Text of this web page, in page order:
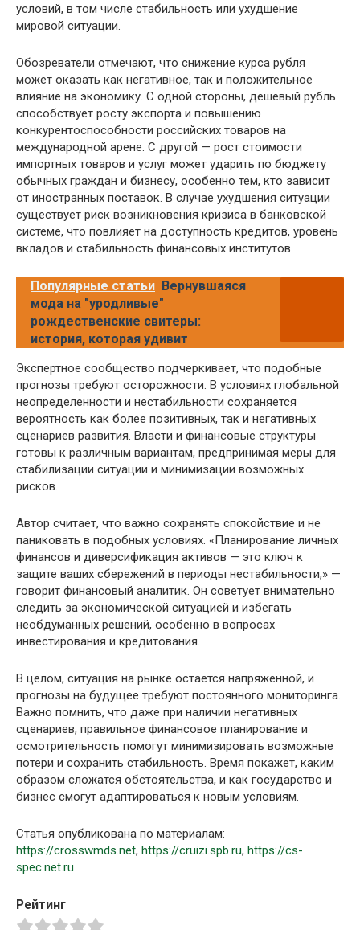
условий, в том числе стабильность или ухудшение
мировой ситуации.
Обозреватели отмечают, что снижение курса рубля
может оказать как негативное, так и положительное
влияние на экономику. С одной стороны, дешевый рубль
способствует росту экспорта и повышению
конкурентоспособности российских товаров на
международной арене. С другой — рост стоимости
импортных товаров и услуг может ударить по бюджету
обычных граждан и бизнесу, особенно тем, кто зависит
от иностранных поставок. В случае ухудшения ситуации
существует риск возникновения кризиса в банковской
системе, что повлияет на доступность кредитов, уровень
вкладов и стабильность финансовых институтов.
Популярные статьи Вернувшаяся
мода на "уродливые"
рождественские свитеры:
история, которая удивит
Экспертное сообщество подчеркивает, что подобные
прогнозы требуют осторожности. В условиях глобальной
неопределенности и нестабильности сохраняется
вероятность как более позитивных, так и негативных
сценариев развития. Власти и финансовые структуры
готовы к различным вариантам, предпринимая меры для
стабилизации ситуации и минимизации возможных
рисков.
Автор считает, что важно сохранять спокойствие и не
паниковать в подобных условиях. «Планирование личных
финансов и диверсификация активов — это ключ к
защите ваших сбережений в периоды нестабильности,» —
говорит финансовый аналитик. Он советует внимательно
следить за экономической ситуацией и избегать
необдуманных решений, особенно в вопросах
инвестирования и кредитования.
В целом, ситуация на рынке остается напряженной, и
прогнозы на будущее требуют постоянного мониторинга.
Важно помнить, что даже при наличии негативных
сценариев, правильное финансовое планирование и
осмотрительность помогут минимизировать возможные
потери и сохранить стабильность. Время покажет, каким
образом сложатся обстоятельства, и как государство и
бизнес смогут адаптироваться к новым условиям.
Статья опубликована по материалам:
https://crosswmds.net, https://cruizi.spb.ru, https://cs-
spec.net.ru
Рейтинг